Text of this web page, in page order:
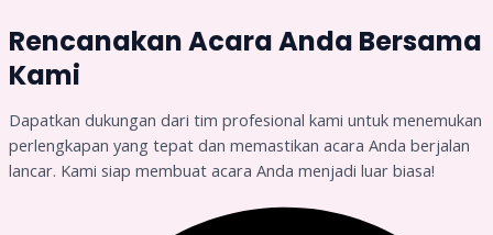
Rencanakan Acara Anda Bersama
Kami
Dapatkan dukungan dari tim profesional kami untuk menemukan
perlengkapan yang tepat dan memastikan acara Anda berjalan
lancar. Kami siap membuat acara Anda menjadi luar biasa!